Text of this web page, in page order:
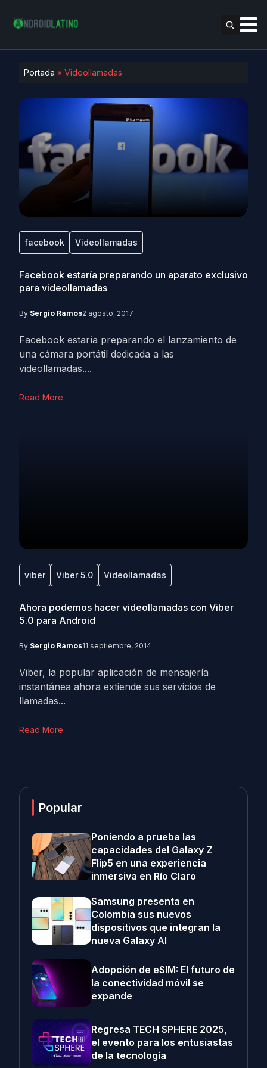
Portada » Videollamadas
facebook Videollamadas
Facebook estaría preparando un aparato exclusivo
para videollamadas
By Sergio Ramos2 agosto, 2017
Facebook estaría preparando el lanzamiento de
una cámara portátil dedicada a las
videollamadas....
Read More
viber Viber 5.0 Videollamadas
Ahora podemos hacer videollamadas con Viber
5.0 para Android
By Sergio Ramos11 septiembre, 2014
Viber, la popular aplicación de mensajería
instantánea ahora extiende sus servicios de
llamadas...
Read More
Popular
Poniendo a prueba las
capacidades del Galaxy Z
Flip5 en una experiencia
inmersiva en Río Claro
Samsung presenta en
Colombia sus nuevos
dispositivos que integran la
nueva Galaxy AI
Adopción de eSIM: El futuro de
la conectividad móvil se
expande
Regresa TECH SPHERE 2025,
el evento para los entusiastas
de la tecnología